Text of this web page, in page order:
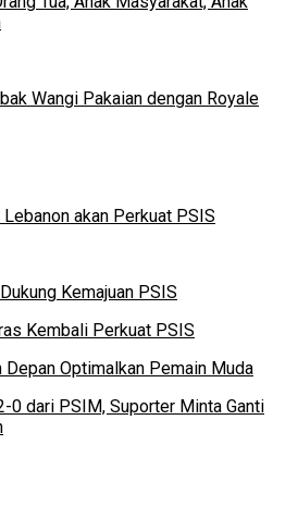
Wangi Pakaian dengan Royale
akan Perkuat PSIS
Kemajuan PSIS
Kembali Perkuat PSIS
Depan Optimalkan Pemain Muda
0 dari PSIM, Suporter Minta Ganti